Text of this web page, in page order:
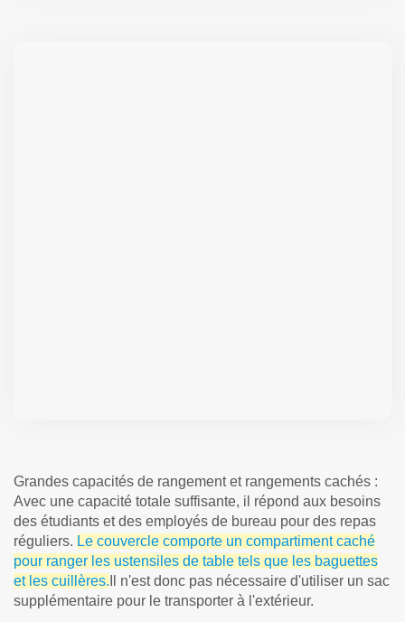
Grandes capacités de rangement et rangements cachés :
Avec une capacité totale suffisante, il répond aux besoins
des étudiants et des employés de bureau pour des repas
réguliers. Le couvercle comporte un compartiment caché
pour ranger les ustensiles de table tels que les baguettes
et les cuillères. Il n'est donc pas nécessaire d'utiliser un sac
supplémentaire pour le transporter à l'extérieur.